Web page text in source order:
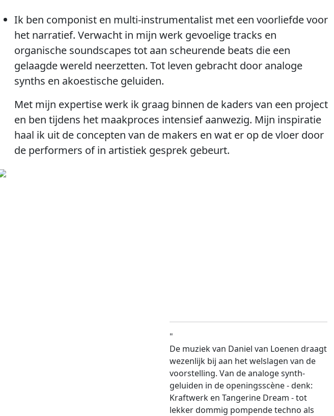
Ik ben componist en multi-instrumentalist met een voorliefde voor
het narratief. Verwacht in mijn werk gevoelige tracks en
organische soundscapes tot aan scheurende beats die een
gelaagde wereld neerzetten. Tot leven gebracht door analoge
synths en akoestische geluiden.
Met mijn expertise werk ik graag binnen de kaders van een project
en ben tijdens het maakproces intensief aanwezig. Mijn inspiratie
haal ik uit de concepten van de makers en wat er op de vloer door
de performers of in artistiek gesprek gebeurt.
"
De muziek van Daniel van Loenen draagt
wezenlijk bij aan het welslagen van de
voorstelling. Van de analoge synth-
geluiden in de openingsscène - denk:
Kraftwerk en Tangerine Dream - tot
lekker dommig pompende techno als